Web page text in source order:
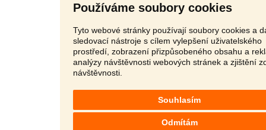
Používáme soubory cookies
Tyto webové stránky používají soubory cookies a
sledovací nástroje s cílem vylepšení uživatelského
prostředí, zobrazení přizpůsobeného obsahu a
analýzy návštěvnosti webových stránek a zjištění
návštěvnosti.
Souhlasím
Odmítám